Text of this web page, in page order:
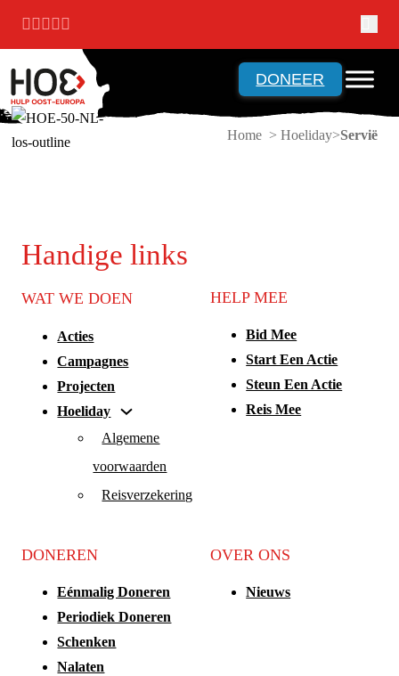
Ga naar hoofdinhoud
Ga naar voettekst
DONEER
Home > Hoeliday Servië
Handige links
WAT WE DOEN
Acties
Campagnes
Projecten
Hoeliday
Algemene
voorwaarden
Reisverzekering
HELP MEE
Bid Mee
Start Een Actie
Steun Een Actie
Reis Mee
DONEREN
Eénmalig Doneren
Periodiek Doneren
Schenken
Nalaten
OVER ONS
Nieuws